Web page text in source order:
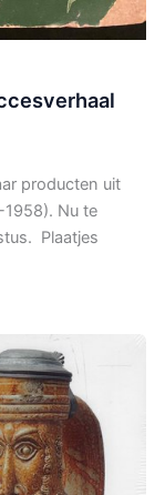
producten uit
Nu te
Plaatjes